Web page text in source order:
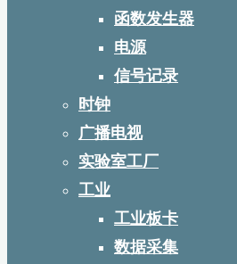
函数发生器
电源
信号记录
时钟
广播电视
实验室工厂
工业
工业板卡
数据采集